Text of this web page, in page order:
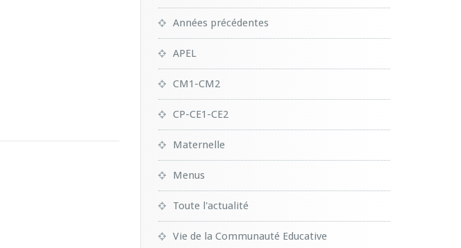
Années précédentes
APEL
CM1-CM2
CP-CE1-CE2
Maternelle
Menus
Toute l'actualité
Vie de la Communauté Educative